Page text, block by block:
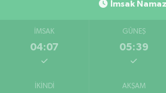
İmsak
İMSAK
04:07
GÜNEŞ
05:39
İKINDI AKŞAM